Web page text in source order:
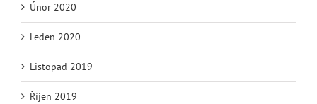
Únor 2020
Leden 2020
Listopad 2019
Říjen 2019